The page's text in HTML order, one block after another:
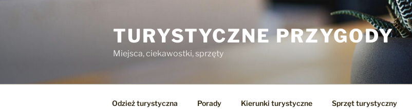
TURYSTYCZNE PRZYGODY
Miejsca, ciekawostki, sprzęty
Odzież turystyczna Porady Kierunki turystyczne Sprzęt turystyczny